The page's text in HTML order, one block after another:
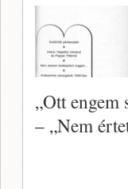
„Ott engem
– „Nem